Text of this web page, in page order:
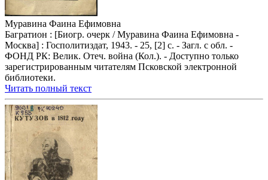
Муравина Фаина Ефимовна
Багратион : [Биогр. очерк / Муравина Фаина Ефимовна -
Москва] : Госполитиздат, 1943. - 25, [2] с. - Загл. с обл. -
ФОНД РК: Велик. Отеч. война (Кол.). - Доступно только
зарегистрированным читателям Псковской электронной
библиотеки.
Читать полный текст